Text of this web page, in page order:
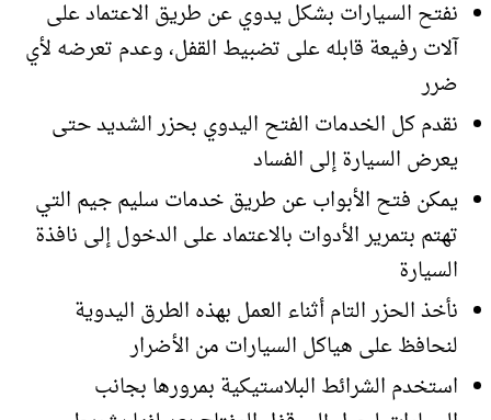
نفتح السيارات بشكل يدوي عن طريق الاعتماد على
آلات رفيعة قابله على تضبيط القفل، وعدم تعرضه لأي
ضرر
نقدم كل الخدمات الفتح اليدوي بحزر الشديد حتى
يعرض السيارة إلى الفساد
يمكن فتح الأبواب عن طريق خدمات سليم جيم التي
تهتم بتمرير الأدوات بالاعتماد على الدخول إلى نافذة
السيارة
نأخذ الحزر التام أثناء العمل بهذه الطرق اليدوية
لنحافظ على هياكل السيارات من الأضرار
استخدم الشرائط البلاستيكية بمرورها بجانب